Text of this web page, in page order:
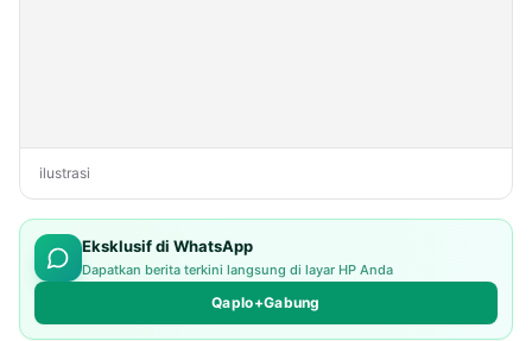
ilustrasi
Eksklusif di WhatsApp
Dapatkan berita terkini langsung di layar HP Anda
Qaplo+Gabung